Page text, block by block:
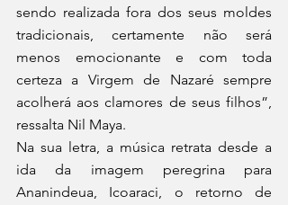
sendo realizada fora dos seus moldes
tradicionais, certamente não será
menos emocionante e com toda
certeza a Virgem de Nazaré sempre
acolherá aos clamores de seus filhos”,
ressalta Nil Maya.
Na sua letra, a música retrata desde a
ida da imagem peregrina para
Ananindeua, Icoaraci, o retorno de